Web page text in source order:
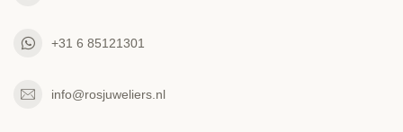
+31 6 85121301
info@rosjuweliers.nl